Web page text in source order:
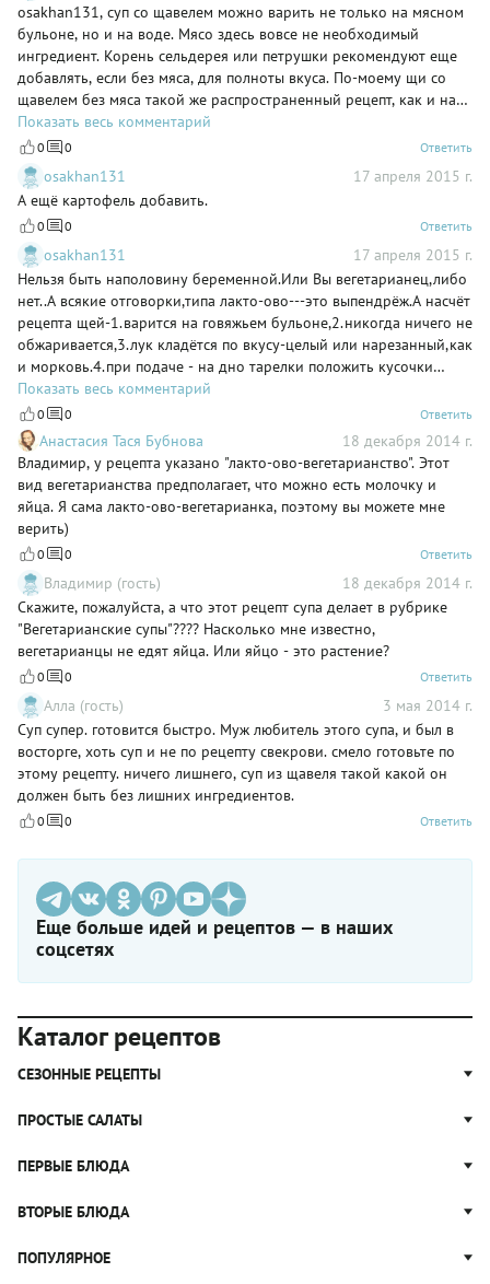
osakhan131, суп со щавелем можно варить не только на мясном
бульоне, но и на воде. Мясо здесь вовсе не необходимый
ингредиент. Корень сельдерея или петрушки рекомендуют еще
добавлять, если без мяса, для полноты вкуса. По-моему щи со
щавелем без мяса такой же распространенный рецепт, как и на
мясе. Или вы вообще супы без мяса не признаете? Тогда можно
только посоветовать учиться готовить.
Показать весь комментарий
0 0 Ответить
osakhan131
17 апреля 2015 г.
А ещё картофель добавить.
0 0 Ответить
osakhan131
17 апреля 2015 г.
Нельзя быть наполовину беременной.Или Вы вегетарианец,либо
нет..А всякие отговорки,типа лакто-ово---это выпендрёж.А насчёт
рецепта щей-1.варится на говяжьем бульоне,2.никогда ничего не
обжаривается,3.лук кладётся по вкусу-целый или нарезанный,как
и морковь.4.при подаче - на дно тарелки положить кусочки
мяса,яйца,залить щавелевым бульоном,добавить сметану.
Показать весь комментарий
0 0 Ответить
Анастасия Тася Бубнова
18 декабря 2014 г.
Владимир, у рецепта указано "лакто-ово-вегетарианство". Этот
вид вегетарианства предполагает, что можно есть молочку и
яйца. Я сама лакто-ово-вегетарианка, поэтому вы можете мне
верить)
0 0 Ответить
Владимир (гость)
18 декабря 2014 г.
Скажите, пожалуйста, а что этот рецепт супа делает в рубрике
"Вегетарианские супы"???? Насколько мне известно,
вегетарианцы не едят яйца. Или яйцо - это растение?
0 0 Ответить
Алла (гость)
3 мая 2014 г.
Суп супер. готовится быстро. Муж любитель этого супа, и был в
восторге, хоть суп и не по рецепту свекрови. смело готовьте по
этому рецепту. ничего лишнего, суп из щавеля такой какой он
должен быть без лишних ингредиентов.
0 0 Ответить
Еще больше идей и рецептов — в наших
соцсетях
Каталог рецептов
СЕЗОННЫЕ РЕЦЕПТЫ
Рецепты из капусты
Рецепты с грибами
Яблочные пироги
Блюда из тыквы
ПРОСТЫЕ САЛАТЫ
Простые салаты
Салат Цезарь
Салат Нисуаз
ПЕРВЫЕ БЛЮДА
Щи
Рассольник
ВТОРЫЕ БЛЮДА
Котлеты
ПОПУЛЯРНОЕ